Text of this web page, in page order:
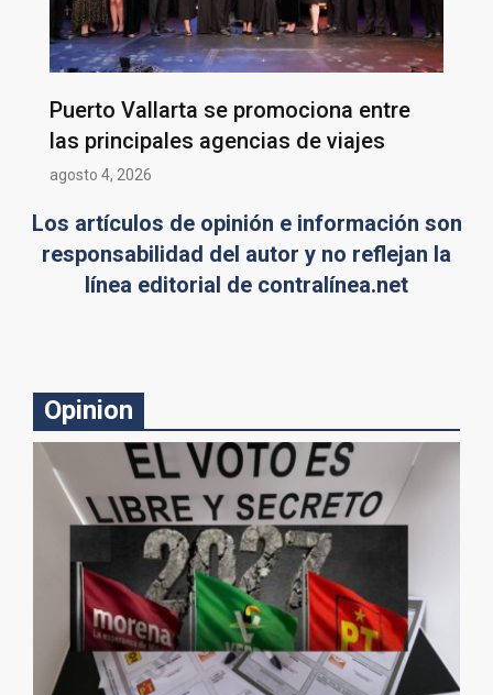
Puerto Vallarta se promociona entre
las principales agencias de viajes
agosto 4, 2026
Los artículos de opinión e información son
responsabilidad del autor y no reflejan la
línea editorial de contralínea.net
Opinion